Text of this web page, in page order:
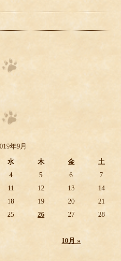
年9月
水 木 金 土
10月 »
4 5 6
7
11 12 13
14
18 19 20
21
25 26 27
28